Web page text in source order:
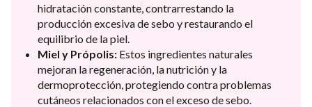
hidratación constante, contrarrestando la
producción excesiva de sebo y restaurando el
equilibrio de la piel.
Miel y Própolis: Estos ingredientes naturales
mejoran la regeneración, la nutrición y la
dermoprotección, protegiendo contra problemas
cutáneos relacionados con el exceso de sebo.